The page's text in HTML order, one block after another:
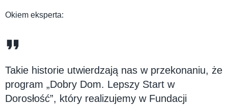
Okiem eksperta:
Takie historie utwierdzają nas w przekonaniu, że
program „Dobry Dom. Lepszy Start w
Dorosłość”, który realizujemy w Fundacji